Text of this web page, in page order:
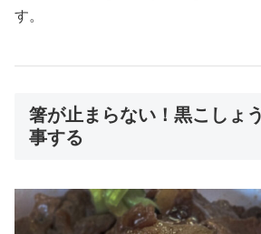
す。
箸が止まらない！黒こしょ
事する